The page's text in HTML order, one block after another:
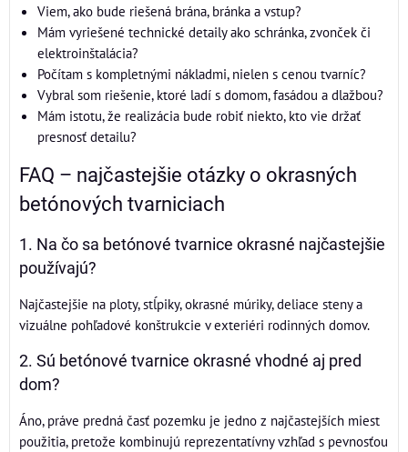
Viem, ako bude riešená brána, bránka a vstup?
Mám vyriešené technické detaily ako schránka, zvonček či
elektroinštalácia?
Počítam s kompletnými nákladmi, nielen s cenou tvarníc?
Vybral som riešenie, ktoré ladí s domom, fasádou a dlažbou?
Mám istotu, že realizácia bude robiť niekto, kto vie držať
presnosť detailu?
FAQ – najčastejšie otázky o okrasných
betónových tvarniciach
1. Na čo sa betónové tvarnice okrasné najčastejšie
používajú?
Najčastejšie na ploty, stĺpiky, okrasné múriky, deliace steny a
vizuálne pohľadové konštrukcie v exteriéri rodinných domov.
2. Sú betónové tvarnice okrasné vhodné aj pred
dom?
Áno, práve predná časť pozemku je jedno z najčastejších miest
použitia, pretože kombinujú reprezentatívny vzhľad s pevnosťou